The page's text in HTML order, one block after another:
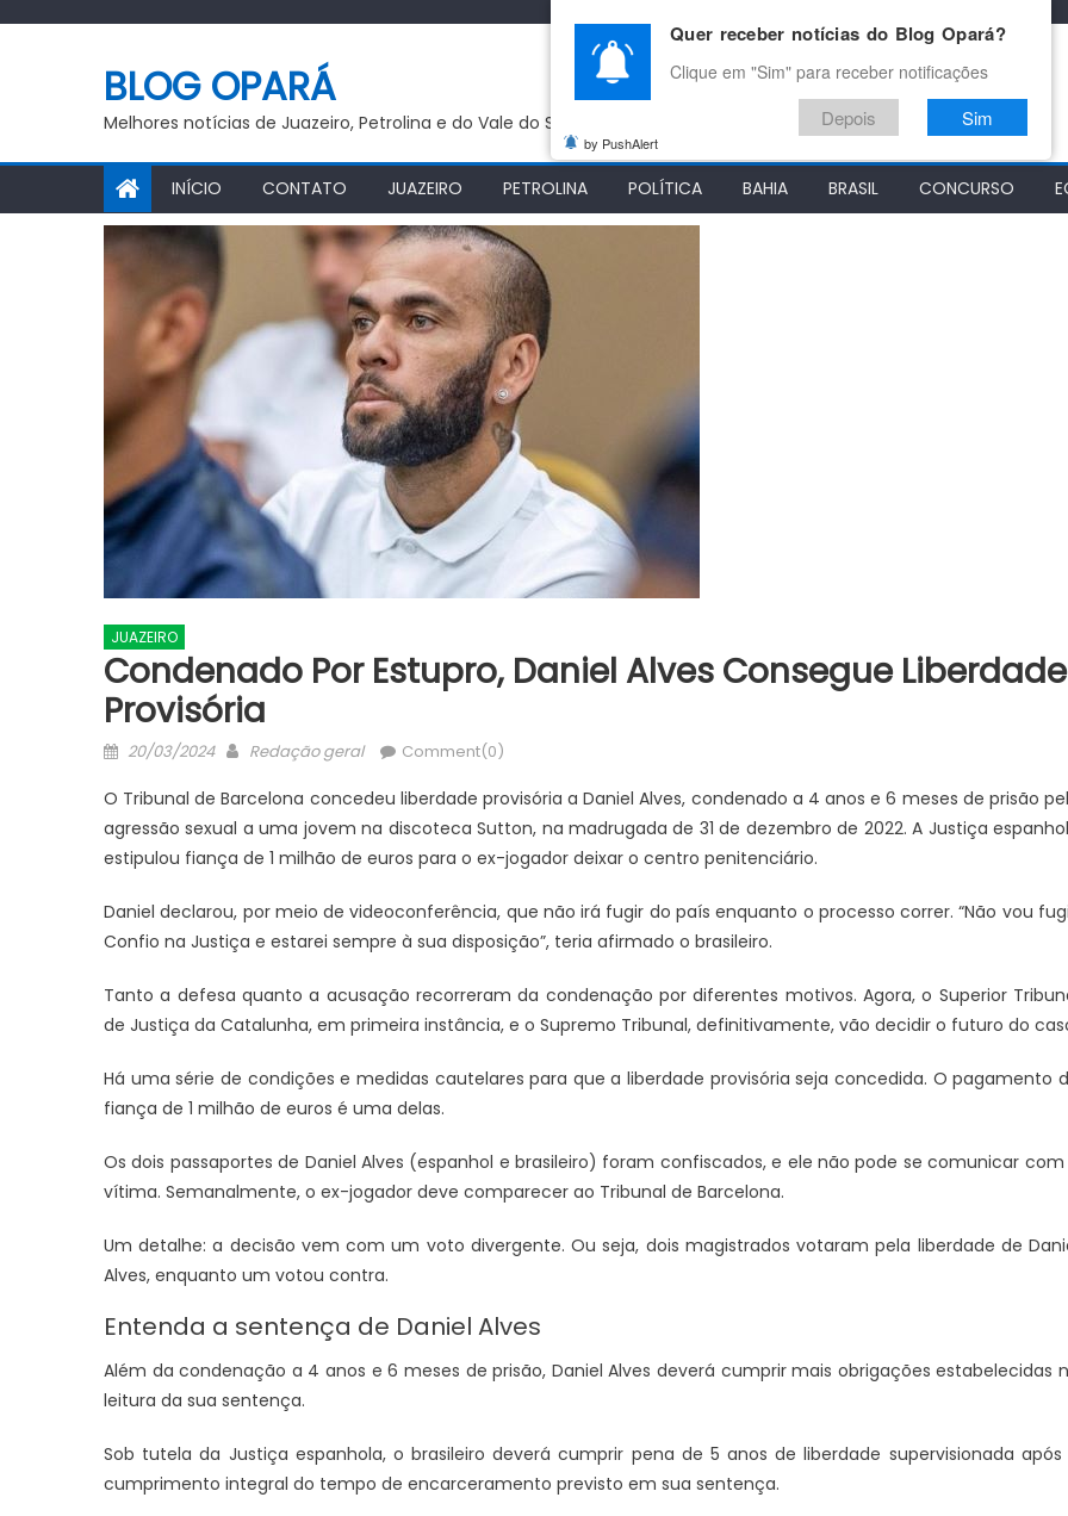
BLOG OPARÁ
Melhores notícias de Juazeiro, Petrolina e do Vale do São Francisco
INÍCIO CONTATO JUAZEIRO PETROLINA POLÍTICA BAHIA BRASIL CONCURSO
JUAZEIRO
Condenado Por Estupro, Daniel Alves Consegue Liberdade
Provisória
Posted
20/03/2024 Author
Redação geral Comment(0)
O Tribunal de Barcelona concedeu liberdade provisória a Daniel Alves, condenado a 4 anos e 6 meses de prisão
agressão sexual a uma jovem na discoteca Sutton, na madrugada de 31 de dezembro de 2022. A Justiça
estipulou fiança de 1 milhão de euros para o ex-jogador deixar o centro penitenciário.
Daniel declarou, por meio de videoconferência, que não irá fugir do país enquanto o processo correr. “Não vou
Confio na Justiça e estarei sempre à sua disposição”, teria afirmado o brasileiro.
Tanto a defesa quanto a acusação recorreram da condenação por diferentes motivos. Agora, o Superior
de Justiça da Catalunha, em primeira instância, e o Supremo Tribunal, definitivamente, vão decidir o futuro do
Há uma série de condições e medidas cautelares para que a liberdade provisória seja concedida. O pagamento
fiança de 1 milhão de euros é uma delas.
Os dois passaportes de Daniel Alves (espanhol e brasileiro) foram confiscados, e ele não pode se comunicar
vítima. Semanalmente, o ex-jogador deve comparecer ao Tribunal de Barcelona.
Um detalhe: a decisão vem com um voto divergente. Ou seja, dois magistrados votaram pela liberdade de
Alves, enquanto um votou contra.
Entenda a sentença de Daniel Alves
Além da condenação a 4 anos e 6 meses de prisão, Daniel Alves deverá cumprir mais obrigações estabelecidas
leitura da sua sentença.
Sob tutela da Justiça espanhola, o brasileiro deverá cumprir pena de 5 anos de liberdade supervisionada após
cumprimento integral do tempo de encarceramento previsto em sua sentença.
Juazeiro: Vídeo expõe comércio
esvaziado na cidade e reacende
Juazeiro: Candidatos a deputado
estadual estão aptos para serem
PETROLINA
Quer receber notícias do Blog Opará?
Clique em "Sim" para receber notificações
Depois Sim
by PushAlert